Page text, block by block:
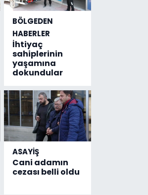
BÖLGEDEN
HABERLER
İhtiyaç
sahiplerinin
yaşamına
dokundular
ASAYİŞ
Cani adamın
cezası belli oldu